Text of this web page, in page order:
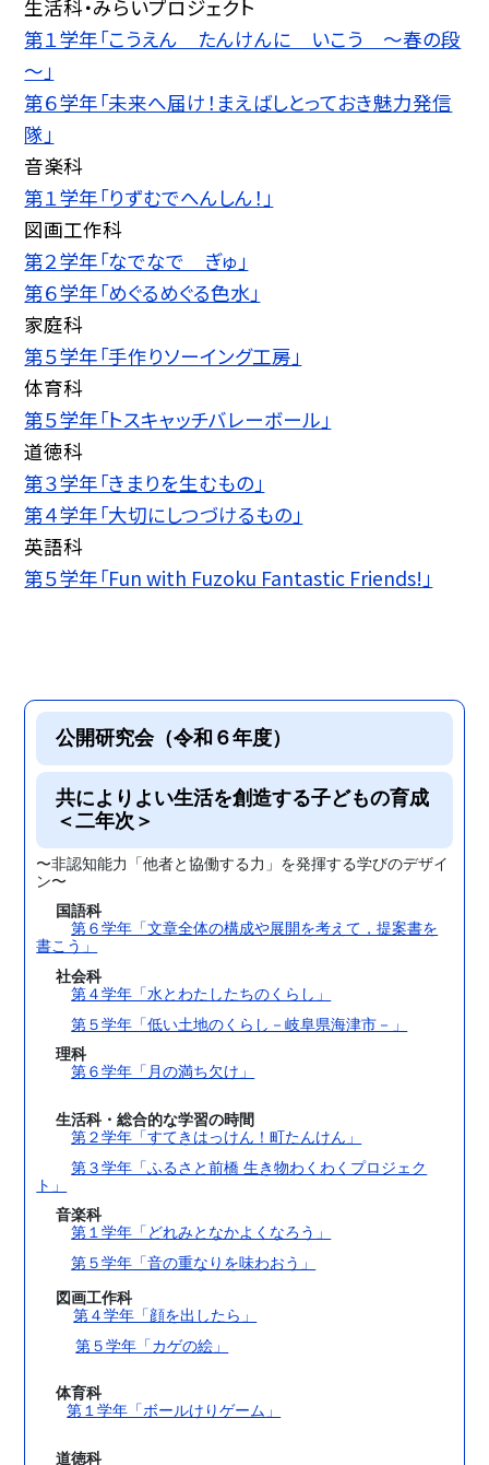
生活科・みらいプロジェクト
第１学年「こうえん たんけんに いこう ～春の段
～」
第６学年「未来へ届け！まえばしとっておき魅力発信
隊」
音楽科
第１学年「りずむでへんしん！」
図画工作科
第２学年「なでなで ぎゅ」
第６学年「めぐるめぐる色水」
家庭科
第５学年「手作りソーイング工房」
体育科
第５学年「トスキャッチバレーボール」
道徳科
第３学年「きまりを生むもの」
第４学年「大切にしつづけるもの」
英語科
第５学年「Fun with Fuzoku Fantastic Friends!」
公開研究会（令和６年度）
共によりよい生活を創造する子どもの育成
＜二年次＞
〜非認知能力「他者と協働する力」を発揮する学びのデザイ
ン〜
国語科
第６学年「文章全体の構成や展開を考えて，提案書を
書こう」
社会科
第４学年「水とわたしたちのくらし」
第５学年「低い土地のくらし－岐阜県海津市－」
理科
第６学年「月の満ち欠け」
生活科・総合的な学習の時間
第２学年「すてきはっけん！町たんけん」
第３学年「ふるさと前橋 生き物わくわくプロジェク
ト」
音楽科
第１学年「どれみとなかよくなろう」
第５学年「音の重なりを味わおう」
図画工作科
第４学年「顔を出したら」
第５学年「カゲの絵」
体育科
第１学年「ボールけりゲーム」
道徳科